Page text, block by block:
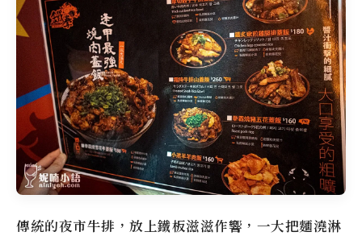
傳統的夜市牛排，放上鐵板滋滋作響，一大把麵澆淋